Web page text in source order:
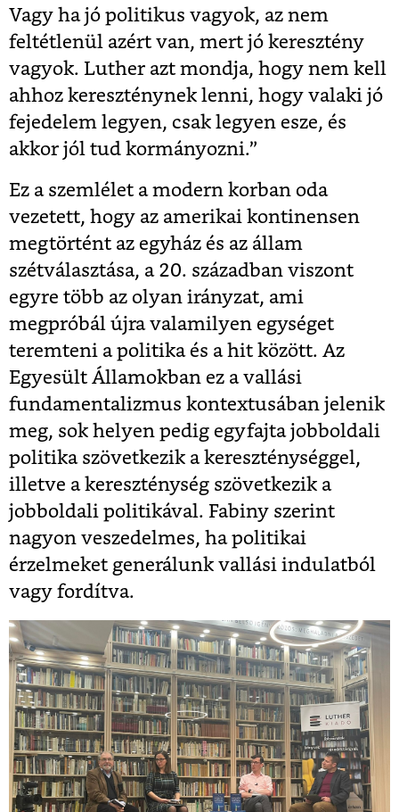
Vagy ha jó politikus vagyok, az nem
feltétlenül azért van, mert jó keresztény
vagyok. Luther azt mondja, hogy nem kell
ahhoz kereszténynek lenni, hogy valaki jó
fejedelem legyen, csak legyen esze, és
akkor jól tud kormányozni.”
Ez a szemlélet a modern korban oda
vezetett, hogy az amerikai kontinensen
megtörtént az egyház és az állam
szétválasztása, a 20. században viszont
egyre több az olyan irányzat, ami
megpróbál újra valamilyen egységet
teremteni a politika és a hit között. Az
Egyesült Államokban ez a vallási
fundamentalizmus kontextusában jelenik
meg, sok helyen pedig egyfajta jobboldali
politika szövetkezik a kereszténységgel,
illetve a kereszténység szövetkezik a
jobboldali politikával. Fabiny szerint
nagyon veszedelmes, ha politikai
érzelmeket generálunk vallási indulatból
vagy fordítva.